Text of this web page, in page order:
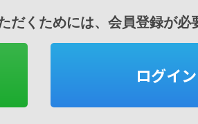
だくためには、会員登録が必
ログイン